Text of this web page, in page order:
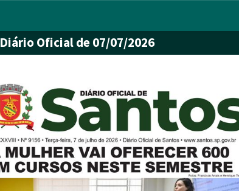
Diário Oficialde 07/07/2026